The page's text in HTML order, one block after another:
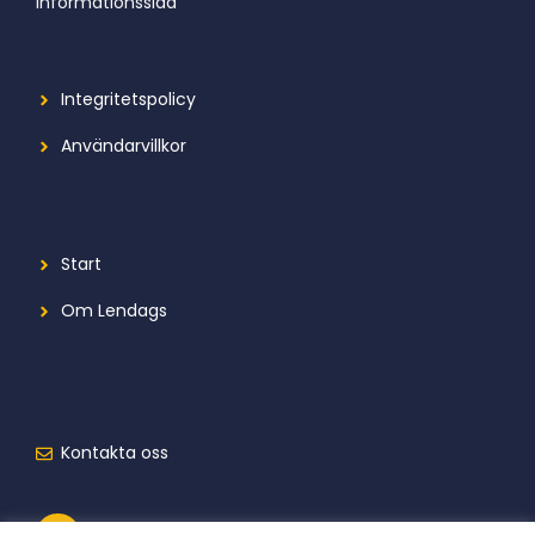
Integritetspolicy
Användarvillkor
Start
Om Lendags
Kontakta oss